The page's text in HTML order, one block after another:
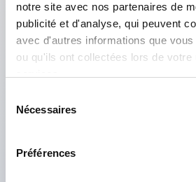
notre site avec nos partenaires de
publicité et d'analyse, qui peuvent
avec d'autres informations que
ou qu'ils ont collectées lors de votre
Nécessaires
Préférences
d'appareils.
72 types de circuits standard
Différentes configurations de
grâce à la combinaison de 6
Prise en charge jusqu'à 6
de l'état des contacts,